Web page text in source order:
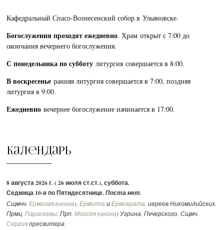
Кафедральный Спасо-Вознесенский собор в Ульяновске.
Богослужения проходят ежедневно. Храм открыт с 7:00 до
окончания вечернего богослужения.
С понедельника по субботулитургия совершается в 8:00.
В воскресеньеранняя литургия совершается в 7:00, поздняя
литургия в 9:00.
Ежедневновечернее богослужение начинается в 17:00.
Календарь
8 августа 2026 г. ( 26 июля ст.ст.), суббота.
Седмица 10-я по Пятидесятнице.Поста нет.
Сщмчч.Ермолая (икона ),Ермиппа иЕрмократа , иереев Никомидийских.
Прмц.Параскевы . Прп.Моисея (икона ) Угрина, Печерского. Сщмч.
Сергия пресвитера.